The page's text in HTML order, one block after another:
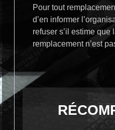
Pour tout
d’en informer
refuser s’il estime que
remplacement n’est